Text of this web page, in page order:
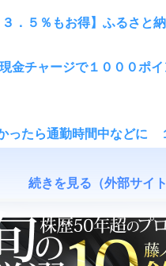
．５％もお得】ふるさと
金チャージで１０００ポ
ったら通勤時間中などに
続きを見る（外部サイト